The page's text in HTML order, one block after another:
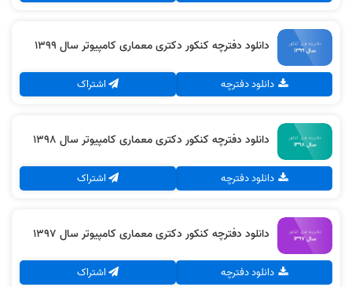
دانلود دفترچه کنکور دکتری معماری کامپیوتر سال 1399
دانلود دفترچه اشتراک
دانلود دفترچه کنکور دکتری معماری کامپیوتر سال 1398
دانلود دفترچه اشتراک
دانلود دفترچه کنکور دکتری معماری کامپیوتر سال 1397
دانلود دفترچه اشتراک